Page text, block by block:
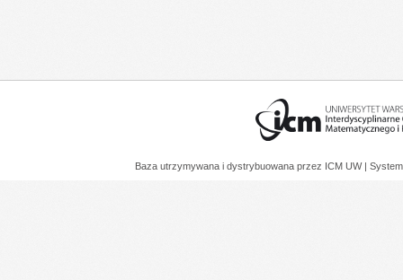
Baza utrzymywana i dystrybuowana przez ICM UW |